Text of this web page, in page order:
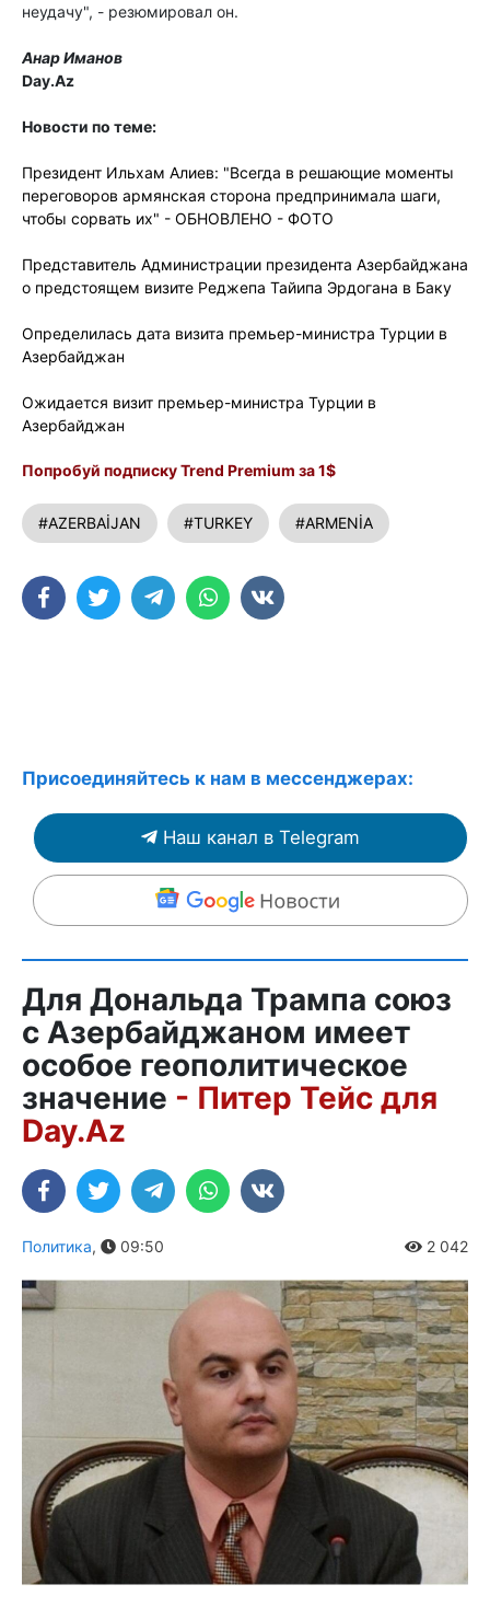
неудачу", - резюмировал он.
Анар Иманов
Day.Az
Новости по теме:
Президент Ильхам Алиев: "Всегда в решающие моменты
переговоров армянская сторона предпринимала шаги,
чтобы сорвать их" - ОБНОВЛЕНО - ФОТО
Представитель Администрации президента Азербайджана
о предстоящем визите Реджепа Тайипа Эрдогана в Баку
Определилась дата визита премьер-министра Турции в
Азербайджан
Ожидается визит премьер-министра Турции в
Азербайджан
Попробуй подписку Trend Premium за 1$
#AZERBAİJAN #TURKEY #ARMENİA
Присоединяйтесь к нам в мессенджерах:
Наш канал в Telegram
Для Дональда Трампа союз
с Азербайджаном имеет
особое геополитическое
значение - Питер Тейс для
Day.Az
Политика, 09:50 2 042